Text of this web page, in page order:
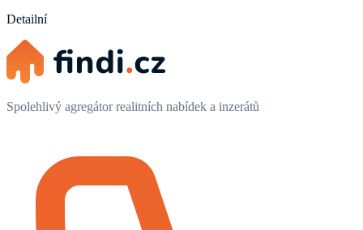
Detailní
Spolehlivý agregátor realitních nabídek a inzerátů